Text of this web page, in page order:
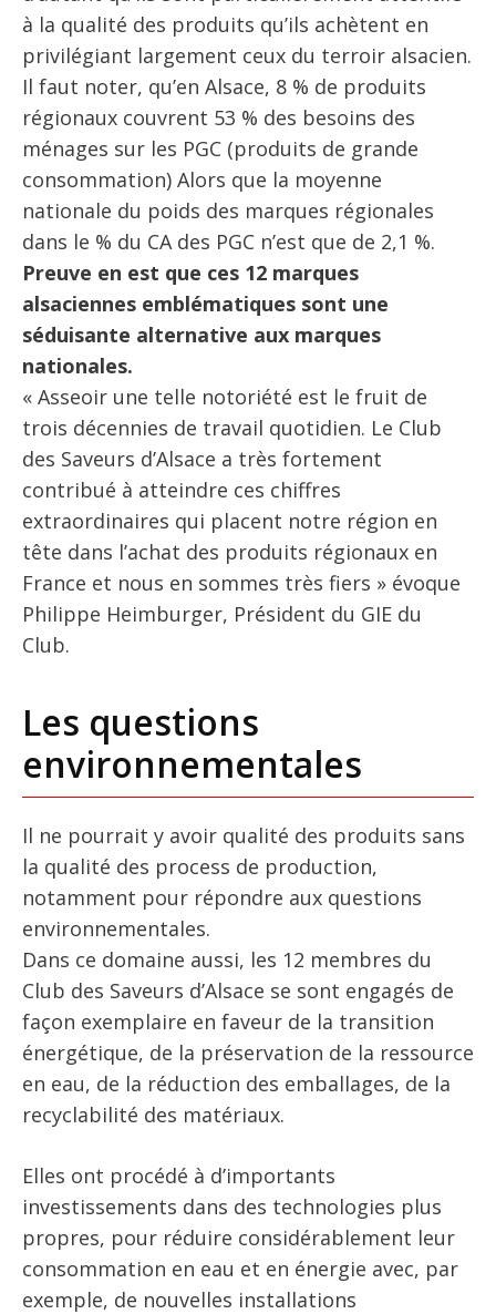
à la qualité des produits qu’ils achètent en
privilégiant largement ceux du terroir alsacien.
Il faut noter, qu’en Alsace, 8 % de produits
régionaux couvrent 53 % des besoins des
ménages sur les PGC (produits de grande
consommation) Alors que la moyenne
nationale du poids des marques régionales
dans le % du CA des PGC n’est que de 2,1 %.
Preuve en est que ces 12 marques
alsaciennes emblématiques sont une
séduisante alternative aux marques
nationales.
« Asseoir une telle notoriété est le fruit de
trois décennies de travail quotidien. Le Club
des Saveurs d’Alsace a très fortement
contribué à atteindre ces chiffres
extraordinaires qui placent notre région en
tête dans l’achat des produits régionaux en
France et nous en sommes très fiers » évoque
Philippe Heimburger, Président du GIE du
Club.
Les questions
environnementales
Il ne pourrait y avoir qualité des produits sans
la qualité des process de production,
notamment pour répondre aux questions
environnementales.
Dans ce domaine aussi, les 12 membres du
Club des Saveurs d’Alsace se sont engagés de
façon exemplaire en faveur de la transition
énergétique, de la préservation de la ressource
en eau, de la réduction des emballages, de la
recyclabilité des matériaux.
Elles ont procédé à d’importants
investissements dans des technologies plus
propres, pour réduire considérablement leur
consommation en eau et en énergie avec, par
exemple, de nouvelles installations